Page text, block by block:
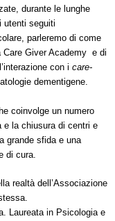
durante le lunghe
utenti seguiti
parleremo di come
Care Giver Academy e di
con i care-
dementigene.
coinvolge un numero
e la chiusura di centri e
grande sfida e una
di cura.
realtà dell’Associazione
Laureata in Psicologia e